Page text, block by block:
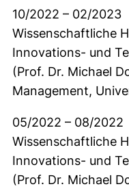
10/2022 – 02/2023
Wissenschaftliche
Innovations- und
(Prof. Dr. Michael
Management,
05/2022 – 08/2022
Wissenschaftliche
Innovations- und
(Prof. Dr. Michael